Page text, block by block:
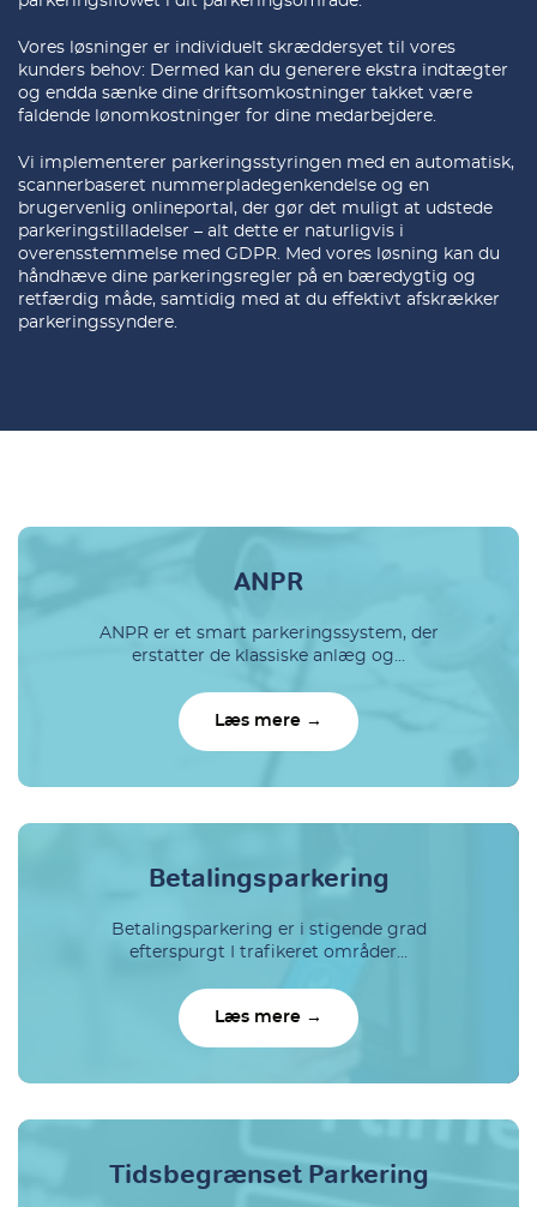
Vores løsninger er individuelt skræddersyet til vores
kunders behov: Dermed kan du generere ekstra indtægter
og endda sænke dine driftsomkostninger takket være
faldende lønomkostninger for dine medarbejdere.
Vi implementerer parkeringsstyringen med en automatisk,
scannerbaseret nummerpladegenkendelse og en
brugervenlig onlineportal, der gør det muligt at udstede
parkeringstilladelser – alt dette er naturligvis i
overensstemmelse med GDPR. Med vores løsning kan du
håndhæve dine parkeringsregler på en bæredygtig og
retfærdig måde, samtidig med at du effektivt afskrækker
parkeringssyndere.
ANPR
ANPR er et smart parkeringssystem, der
erstatter de klassiske anlæg og...
Læs mere →
Betalingsparkering
Betalingsparkering er i stigende grad
efterspurgt I trafikeret områder...
Læs mere →
Tidsbegrænset Parkering